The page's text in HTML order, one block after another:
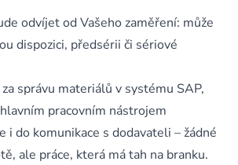
odvíjet od Vašeho zaměření: může
dispozici, předsérii či sériové
správu materiálů v systému SAP,
pracovním nástrojem
i do komunikace s dodavateli – žádné
ale práce, která má tah na branku.